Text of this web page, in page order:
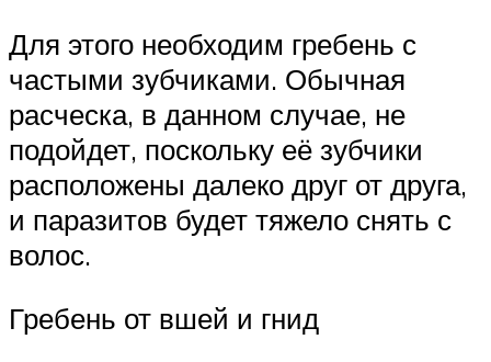
Для этого необходим гребень с
частыми зубчиками. Обычная
расческа, в данном случае, не
подойдет, поскольку её зубчики
расположены далеко друг от друга,
и паразитов будет тяжело снять с
волос.
Гребень от вшей и гнид